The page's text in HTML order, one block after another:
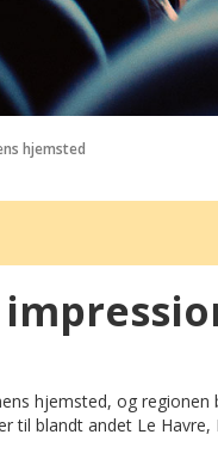
hjemsted
hjemsted, og
til blandt andet Le